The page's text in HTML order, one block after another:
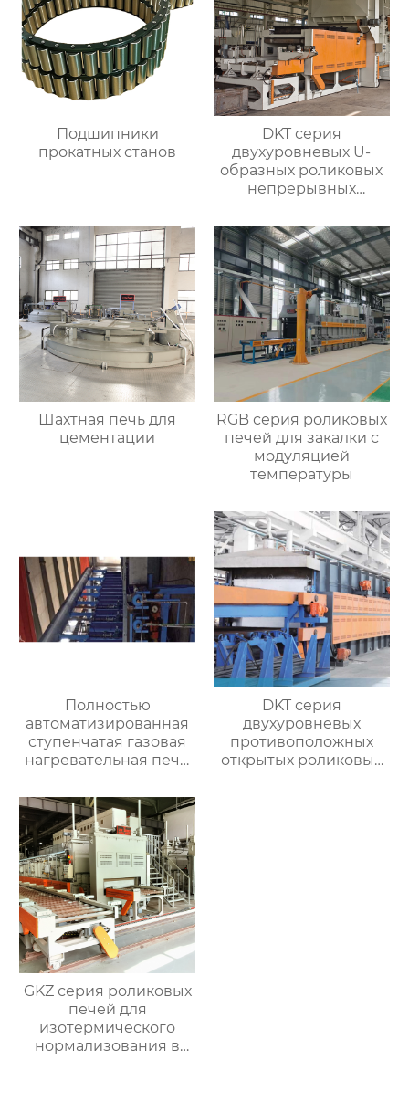
Подшипники
прокатных станов
DKT серия
двухуровневых U-
образных роликовых
непрерывных
Шахтная печь для
цементации
RGB серия роликовых
печей для закалки с
модуляцией
температуры
Полностью
автоматизированная
ступенчатая газовая
нагревательная печь,
автоматизированная
газовая
нагревательная печь
для ковки
DKT серия
двухуровневых
противоположных
открытых роликовых
GKZ серия роликовых
печей для
изотермического
нормализования в